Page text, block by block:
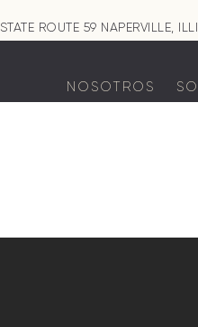
ROUTE 59 NAPERVILLE,
NOSOTROS